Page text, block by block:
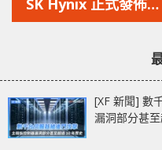
文
SK Hynix 正式發佈全
球第一條 DDR5 記憶
[XF 新聞] 數
漏洞部分甚